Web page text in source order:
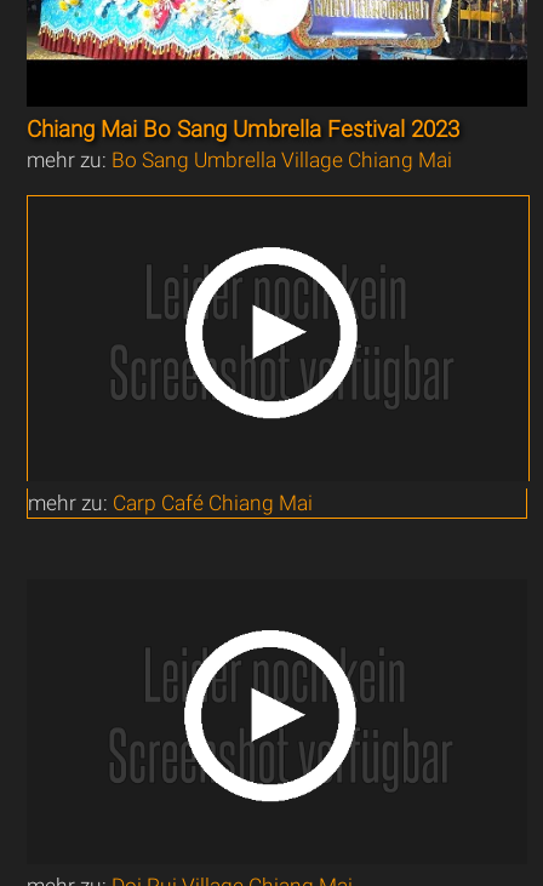
Chiang Mai Bo Sang Umbrella Festival 2023
mehr zu: Bo Sang Umbrella Village Chiang Mai
mehr zu: Carp Café Chiang Mai